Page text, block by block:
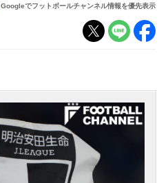
Googleでフットボールチャンネル情報を優先表示